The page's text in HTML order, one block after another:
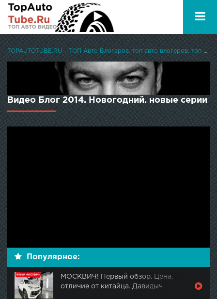
TOPAUTOTUBE.RU - ТОП Авто Блогеров, топ авто влогеров, топ авто ютуберов
Видео Блог 2014. Новогодний. новые серии
Популярное:
МОСКВИЧ! Первый обзор. Цена,
отличие от китайца. Давидыч